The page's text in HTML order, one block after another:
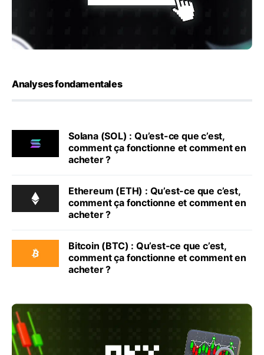
Analyses fondamentales
Solana (SOL) : Qu’est-ce que c’est,
comment ça fonctionne et comment en
acheter ?
Ethereum (ETH) : Qu’est-ce que c’est,
comment ça fonctionne et comment en
acheter ?
Bitcoin (BTC) : Qu’est-ce que c’est,
comment ça fonctionne et comment en
acheter ?